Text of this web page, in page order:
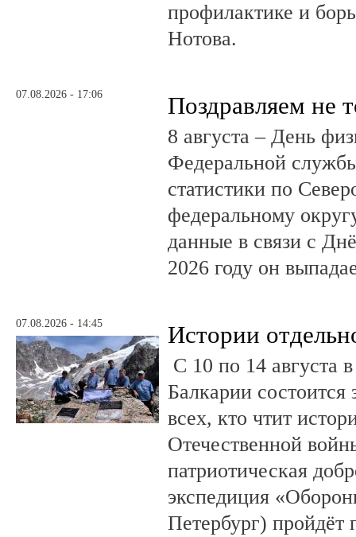
профилактике и
Нотова.
07.08.2026 - 17:06 Поздравляем не
8 августа – День
Федеральной
статистики по
федеральному
данные в связи с
2026 году он
07.08.2026 - 14:45 Истории
С 10 по 14 августа
Балкарии состоится
всех, кто чтит
Отечественной
патриотическая
экспедиция
Петербург) пройдёт